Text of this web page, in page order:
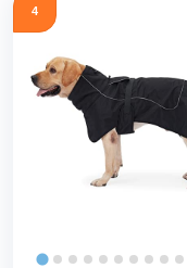
4